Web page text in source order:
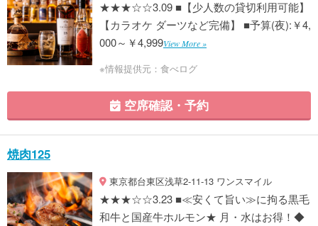
★★★☆☆3.09 ■【少人数の貸切利用可能】
【カラオケ ダーツなど完備】 ■予算(夜):￥4,
000～￥4,999View More »
※情報提供元：食べログ
空席確認・予約
焼肉125
東京都台東区浅草2-11-13 ワンスマイル
★★★☆☆3.23 ■≪安くて旨い≫に拘る黒毛
和牛と国産牛ホルモン★ 月・水はお得！◆